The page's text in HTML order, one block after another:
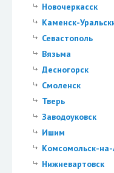
Новочеркасск
Каменск-
Севастополь
Вязьма
Десногорск
Смоленск
Тверь
Заводоуковск
Ишим
Комсомольск-
Нижневартовск